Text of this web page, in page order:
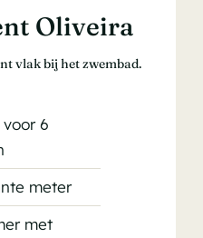
Oliveira
vlak bij het zwembad.
6
meter
met